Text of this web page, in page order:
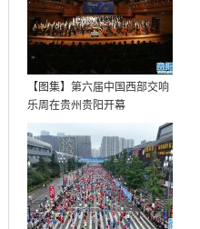
【图集】第六届中国西部交响
乐周在贵州贵阳开幕